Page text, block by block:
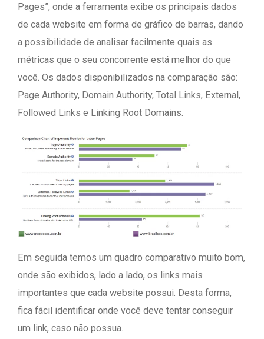
Pages”, onde a ferramenta exibe os principais dados
de cada website em forma de gráfico de barras, dando
a possibilidade de analisar facilmente quais as
métricas que o seu concorrente está melhor do que
você. Os dados disponibilizados na comparação são:
Page Authority, Domain Authority, Total Links, External,
Followed Links e Linking Root Domains.
Em seguida temos um quadro comparativo muito bom,
onde são exibidos, lado a lado, os links mais
importantes que cada website possui. Desta forma,
fica fácil identificar onde você deve tentar conseguir
um link, caso não possua.